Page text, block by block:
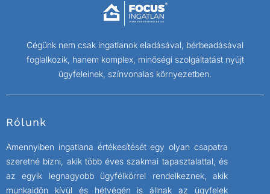
Cégünk nem csak ingatlanok eladásával, bérbeadásával
foglalkozik, hanem komplex, minőségi szolgáltatást nyújt
ügyfeleinek, színvonalas környezetben.
Rólunk
Amennyiben ingatlana értékesítését egy olyan csapatra
szeretné bízni, akik több éves szakmai tapasztalattal, és
az egyik legnagyobb ügyfélkörrel rendelkeznek, akik
munkaidőn kívül és hétvégén is állnak az ügyfelek